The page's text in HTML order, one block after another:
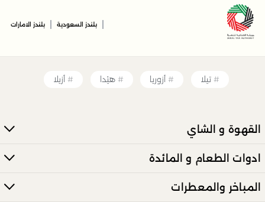
بلندز السعودية بلندز الامارات
تيلا أزوريا هيْدا أزيلا
القهوة و الشاي
ادوات الطعام و المائدة
المباخر والمعطرات